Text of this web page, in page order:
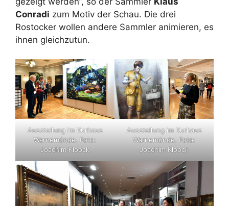
Conradi zum Motiv der Schau. Die drei
Rostocker wollen andere Sammler animieren, es
ihnen gleichzutun.
Ausstellung im Kurhaus
Warnemünde. Foto:
Joachim Kloock
Ausstellung im Kurhaus
Warnemünde. Foto:
Joachim Kloock